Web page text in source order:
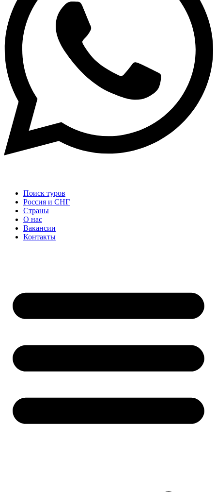
Поиск туров
Россия и СНГ
Cтраны
О нас
Вакансии
Контакты